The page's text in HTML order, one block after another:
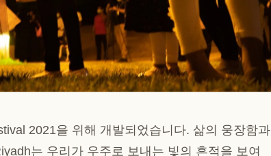
2021을 위해 개발되었습니다. 삶의 웅장함과
는 우리가 우주로 보내는 빛의 흔적을 보여